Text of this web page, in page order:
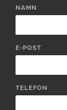
NAMN
E-POST
TELEFON